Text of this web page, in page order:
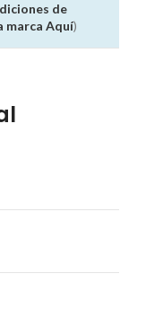
de
marca Aquí)